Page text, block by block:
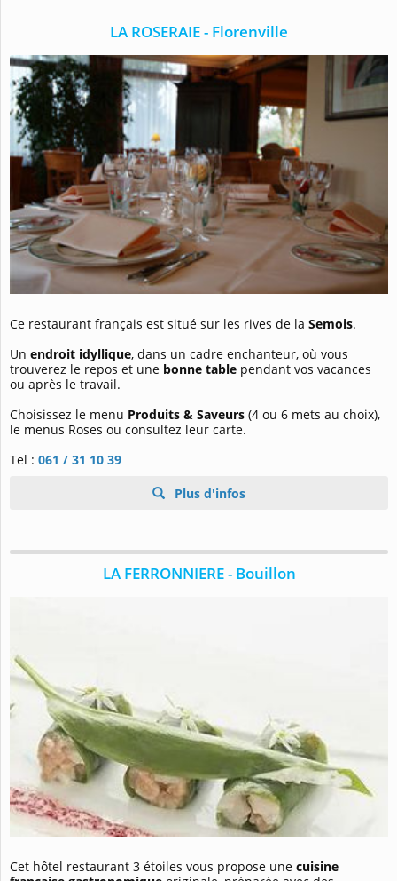
LA ROSERAIE - Florenville
Ce restaurant français est situé sur les rives de la Semois.
Un endroit idyllique, dans un cadre enchanteur, où vous
trouverez le repos et une bonne table pendant vos vacances
ou après le travail.
Choisissez le menu Produits & Saveurs (4 ou 6 mets au choix),
le menus Roses ou consultez leur carte.
Tel : 061 / 31 10 39
Plus d'infos
LA FERRONNIERE - Bouillon
Cet hôtel restaurant 3 étoiles vous propose une cuisine